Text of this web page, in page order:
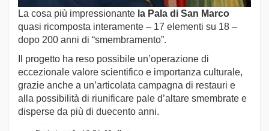
La cosa più impressionante la Pala di San Marco
quasi ricomposta interamente – 17 elementi su 18 –
dopo 200 anni di “smembramento”.
Il progetto ha reso possibile un’operazione di
eccezionale valore scientifico e importanza culturale,
grazie anche a un’articolata campagna di restauri e
alla possibilità di riunificare pale d’altare smembrate e
disperse da più di duecento anni.